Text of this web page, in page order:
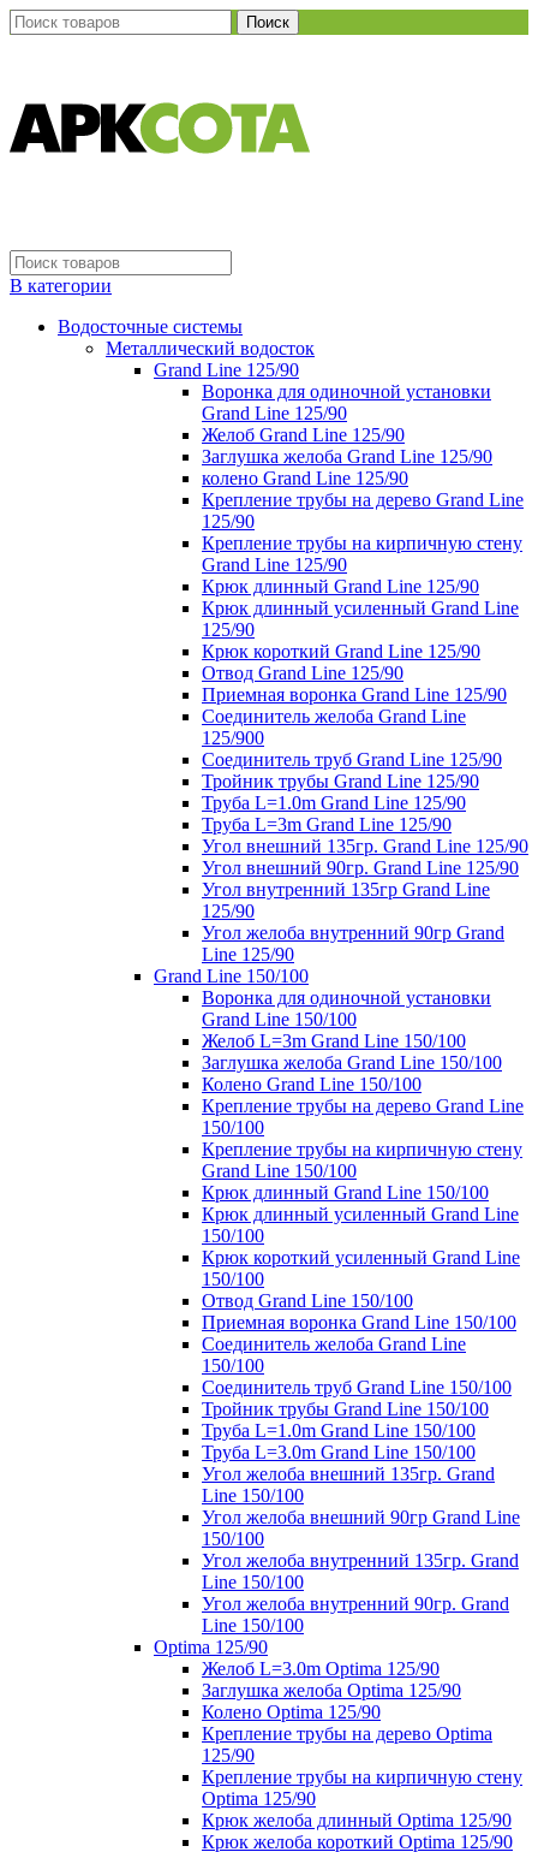
Поиск
В категории
Водосточные системы
Металлический водосток
Grand Line 125/90
Воронка для одиночной установки
Grand Line 125/90
Желоб Grand Line 125/90
Заглушка желоба Grand Line 125/90
колено Grand Line 125/90
Крепление трубы на дерево Grand Line
125/90
Крепление трубы на кирпичную стену
Grand Line 125/90
Крюк длинный Grand Line 125/90
Крюк длинный усиленный Grand Line
125/90
Крюк короткий Grand Line 125/90
Отвод Grand Line 125/90
Приемная воронка Grand Line 125/90
Соединитель желоба Grand Line
125/900
Соединитель труб Grand Line 125/90
Тройник трубы Grand Line 125/90
Труба L=1.0m Grand Line 125/90
Труба L=3m Grand Line 125/90
Угол внешний 135гр. Grand Line 125/90
Угол внешний 90гр. Grand Line 125/90
Угол внутренний 135гр Grand Line
125/90
Угол желоба внутренний 90гр Grand
Line 125/90
Grand Line 150/100
Воронка для одиночной установки
Grand Line 150/100
Желоб L=3m Grand Line 150/100
Заглушка желоба Grand Line 150/100
Колено Grand Line 150/100
Крепление трубы на дерево Grand Line
150/100
Крепление трубы на кирпичную стену
Grand Line 150/100
Крюк длинный Grand Line 150/100
Крюк длинный усиленный Grand Line
150/100
Крюк короткий усиленный Grand Line
150/100
Отвод Grand Line 150/100
Приемная воронка Grand Line 150/100
Соединитель желоба Grand Line
150/100
Соединитель труб Grand Line 150/100
Тройник трубы Grand Line 150/100
Труба L=1.0m Grand Line 150/100
Труба L=3.0m Grand Line 150/100
Угол желоба внешний 135гр. Grand
Line 150/100
Угол желоба внешний 90гр Grand Line
150/100
Угол желоба внутренний 135гр. Grand
Line 150/100
Угол желоба внутренний 90гр. Grand
Line 150/100
Optima 125/90
Желоб L=3.0m Optima 125/90
Заглушка желоба Optima 125/90
Колено Optima 125/90
Крепление трубы на дерево Optima
125/90
Крепление трубы на кирпичную стену
Optima 125/90
Крюк желоба длинный Optima 125/90
Крюк желоба короткий Optima 125/90